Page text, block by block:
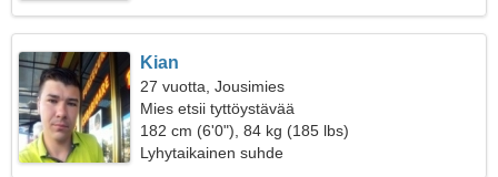
Kian
27 vuotta, Jousimies
Mies etsii tyttöystävää
182 cm (6'0"), 84 kg (185 lbs)
Lyhytaikainen suhde